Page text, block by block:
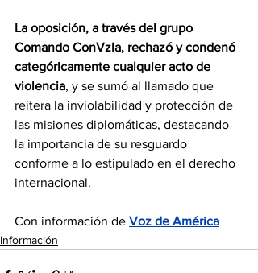
La oposición, a través del grupo
Comando ConVzla, rechazó y condenó
categóricamente cualquier acto de
violencia, y se sumó al llamado que
reitera la inviolabilidad y protección de
las misiones diplomáticas, destacando
la importancia de su resguardo
conforme a lo estipulado en el derecho
internacional.
Con información de Voz de América
Información